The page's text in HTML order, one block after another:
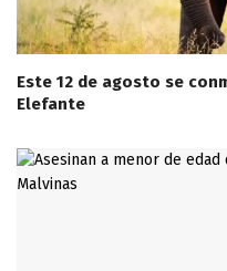
Este 12 de agosto se
Elefante